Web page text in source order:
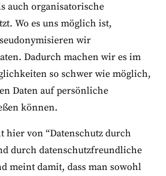
auch organisatorische
Wo es uns möglich ist,
wir
Dadurch machen wir es im
so schwer wie möglich,
Daten auf persönliche
können.
hier von “Datenschutz durch
durch datenschutzfreundliche
meint damit, dass man sowohl